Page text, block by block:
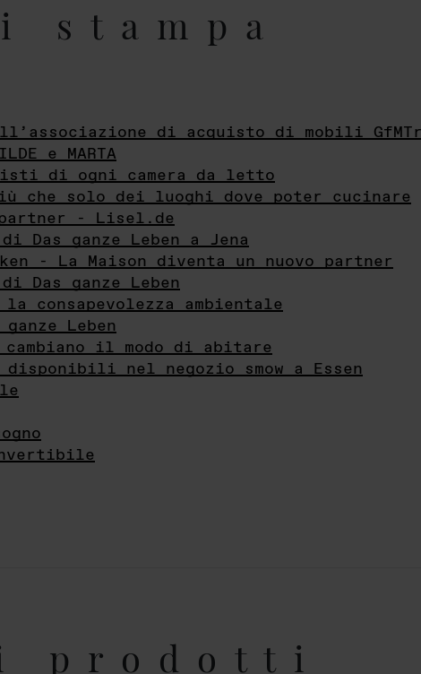
stampa
di acquisto di mobili
e MARTA
di ogni camera da letto
più che solo dei luoghi dove poter cucinare
partner - Lisel.de
ganze Leben a Jena
- La Maison diventa un nuovo partner
ganze Leben
consapevolezza ambientale
Leben
il modo di abitare
nel negozio smow a Essen
prodotti